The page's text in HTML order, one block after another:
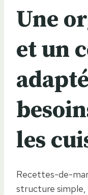
Une
et un
les
Recettes-de-
structure simple,